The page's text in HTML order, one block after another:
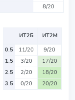
8/20
ИТ2Б
ИТ2М
0.5
11/20
9/20
1.5
3/20
17/20
2.5
2/20
18/20
3.5
0/20 20/20